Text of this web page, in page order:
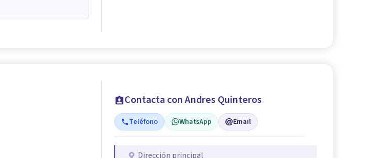
Contacta con Andres Quinteros
Teléfono WhatsApp Email
Dirección principal